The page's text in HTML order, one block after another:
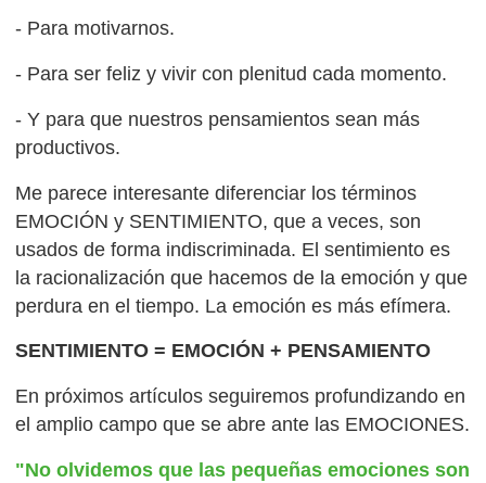
- Para motivarnos.
- Para ser feliz y vivir con plenitud cada momento.
- Y para que nuestros pensamientos sean más
productivos.
Me parece interesante diferenciar los términos
EMOCIÓN y SENTIMIENTO, que a veces, son
usados de forma indiscriminada. El sentimiento es
la racionalización que hacemos de la emoción y que
perdura en el tiempo. La emoción es más efímera.
SENTIMIENTO = EMOCIÓN + PENSAMIENTO
En próximos artículos seguiremos profundizando en
el amplio campo que se abre ante las EMOCIONES.
"No olvidemos que las pequeñas emociones son